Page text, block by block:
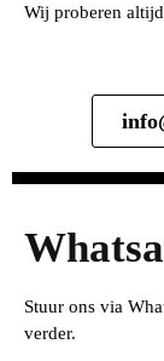
Wij proberen
Stuur ons via
verder.